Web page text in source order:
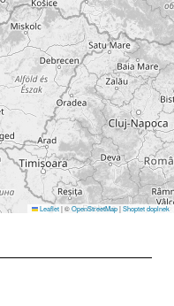
Leaflet|©OpenStreetMap|Shoptet doplnek